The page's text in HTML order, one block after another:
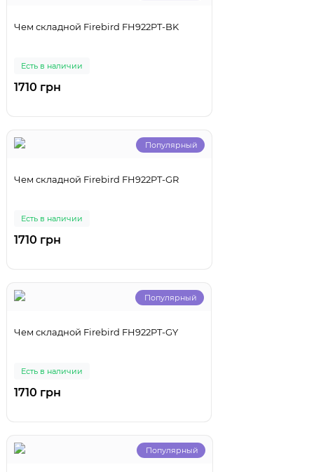
Чем складной Firebird FH922PT-BK
Есть в наличии
1710 грн
Популярный
Чем складной Firebird FH922PT-GR
Есть в наличии
1710 грн
Популярный
Чем складной Firebird FH922PT-GY
Есть в наличии
1710 грн
Популярный